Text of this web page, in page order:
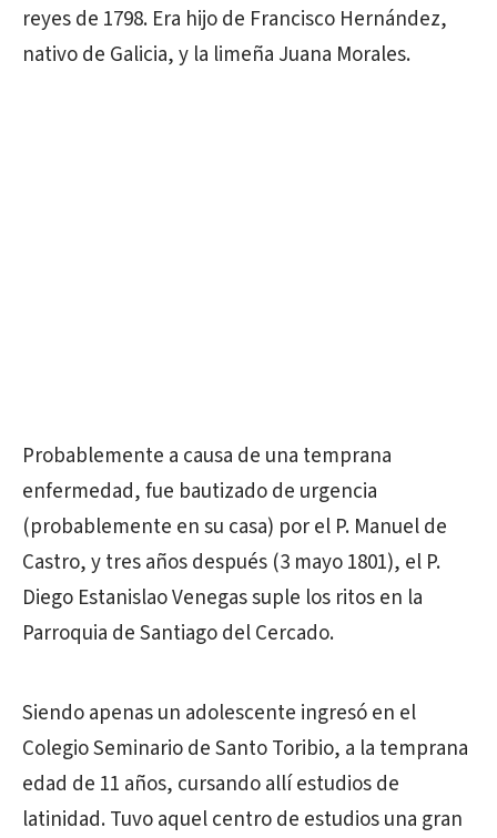
reyes de 1798. Era hijo de Francisco Hernández,
nativo de Galicia, y la limeña Juana Morales.
Probablemente a causa de una temprana
enfermedad, fue bautizado de urgencia
(probablemente en su casa) por el P. Manuel de
Castro, y tres años después (3 mayo 1801), el P.
Diego Estanislao Venegas suple los ritos en la
Parroquia de Santiago del Cercado.
Siendo apenas un adolescente ingresó en el
Colegio Seminario de Santo Toribio, a la temprana
edad de 11 años, cursando allí estudios de
latinidad. Tuvo aquel centro de estudios una gran